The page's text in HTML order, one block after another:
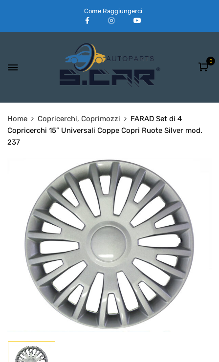
Come Raggiungerci
0
Home Copricerchi, Coprimozzi
FARAD Set di 4
Copricerchi 15” Universali Coppe Copri Ruote Silver mod.
237